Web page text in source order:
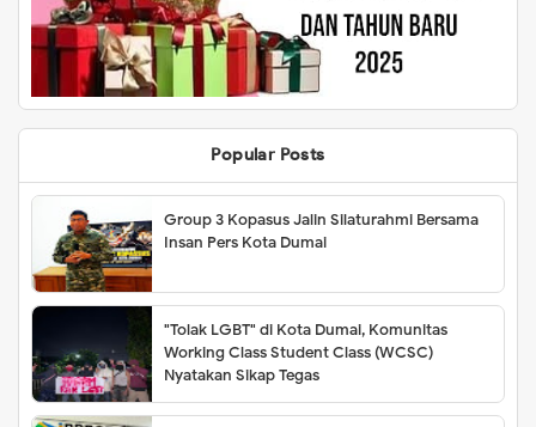
Popular Posts
Group 3 Kopasus Jalin Silaturahmi Bersama
Insan Pers Kota Dumai
"Tolak LGBT" di Kota Dumai, Komunitas
Working Class Student Class (WCSC)
Nyatakan Sikap Tegas